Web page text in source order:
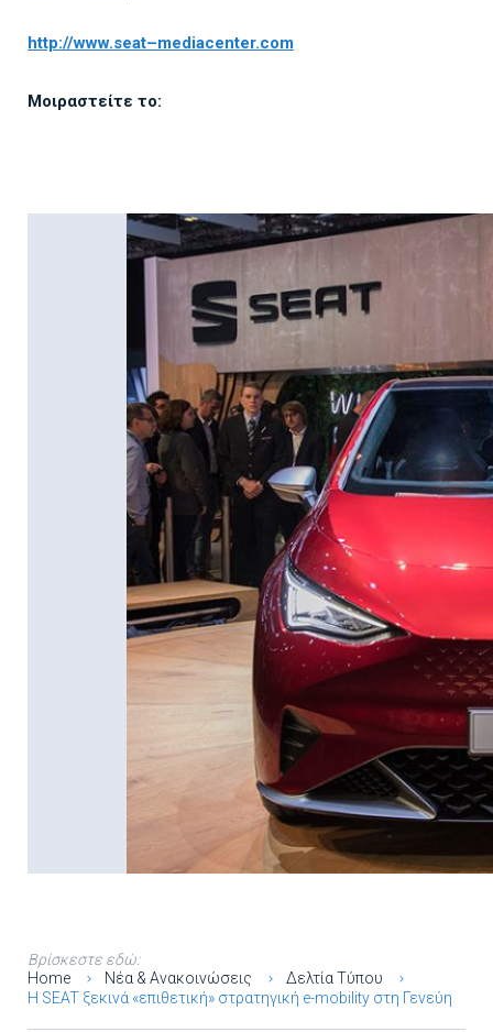
http://www.seat–mediacenter.com
Μοιραστείτε το:
Βρίσκεστε εδώ:
Home
Νέα & Ανακοινώσεις
Δελτία Τύπου
H SEAT ξεκινά «επιθετική» στρατηγική e-mobility στη Γενεύη